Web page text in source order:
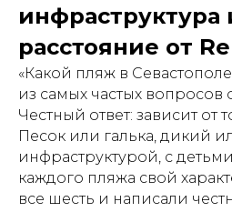
инфраструктура
расстояние от
«Какой пляж в
из самых частых вопросов
Честный ответ: зависит от
Песок или галька, дикий
инфраструктурой, с
каждого пляжа свой
все шесть и написали